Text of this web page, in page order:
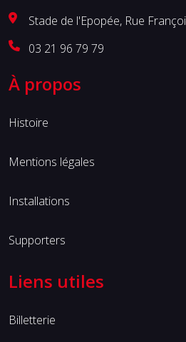
Stade de l'Epopée, Rue
03 21 96 79 79
À propos
Histoire
Mentions légales
Installations
Supporters
Liens utiles
Billetterie